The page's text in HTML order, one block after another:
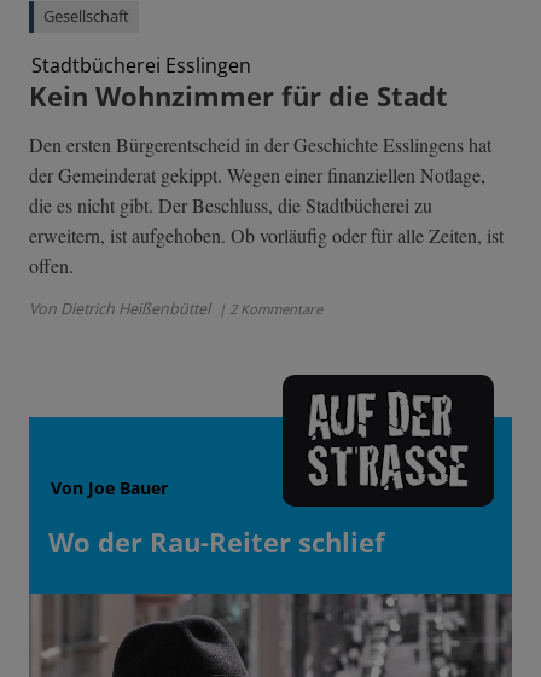
Gesellschaft
Stadtbücherei Esslingen
Kein Wohnzimmer für die Stadt
Den ersten Bürgerentscheid in der Geschichte Esslingens hat
der Gemeinderat gekippt. Wegen einer finanziellen Notlage,
die es nicht gibt. Der Beschluss, die Stadtbücherei zu
erweitern, ist aufgehoben. Ob vorläufig oder für alle Zeiten, ist
offen.
Von Dietrich Heißenbüttel | 2 Kommentare
Von Joe Bauer
Wo der Rau-Reiter schlief